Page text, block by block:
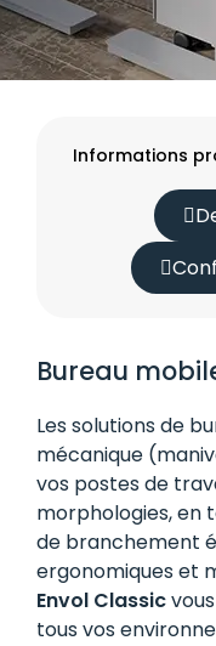
Informations
Bureau
Les solutions de
mécanique
vos postes de
morphologies, en
de branchement
ergonomiques et
Envol Classic
tous vos